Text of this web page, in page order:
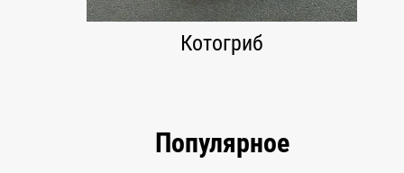
Котогриб
Популярное